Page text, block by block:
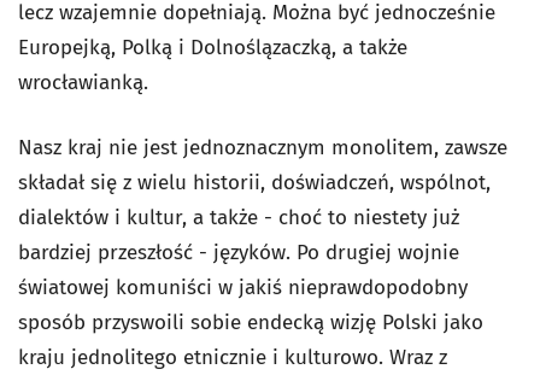
lecz wzajemnie dopełniają. Można być jednocześnie
Europejką, Polką i Dolnoślązaczką, a także
wrocławianką.
Nasz kraj nie jest jednoznacznym monolitem, zawsze
składał się z wielu historii, doświadczeń, wspólnot,
dialektów i kultur, a także - choć to niestety już
bardziej przeszłość - języków. Po drugiej wojnie
światowej komuniści w jakiś nieprawdopodobny
sposób przyswoili sobie endecką wizję Polski jako
kraju jednolitego etnicznie i kulturowo. Wraz z